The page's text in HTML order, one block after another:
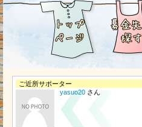
ご近所サポーター
yasuo20 さん